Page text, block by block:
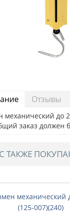
Отзывы
механический до
заказ должен
ТАКЖЕ
механический
(125-007)(240)